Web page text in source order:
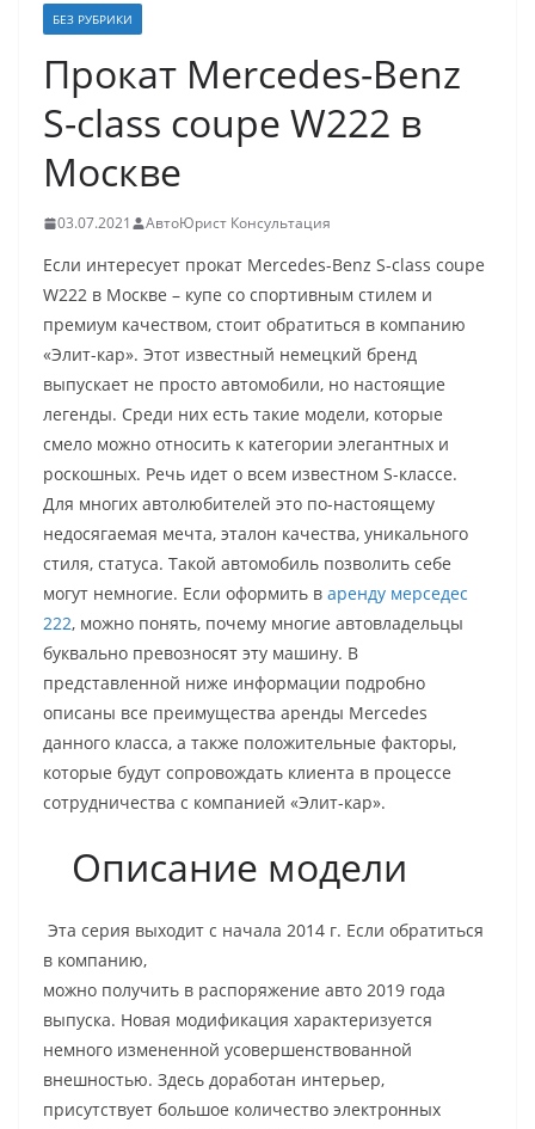
БЕЗ РУБРИКИ
Прокат Mercedes-Benz
S-сlass coupe W222 в
Москве
03.07.2021 АвтоЮрист Консультация
Если интересует прокат Mercedes-Benz S-сlass coupe
W222 в Москве – купе со спортивным стилем и
премиум качеством, стоит обратиться в компанию
«Элит-кар». Этот известный немецкий бренд
выпускает не просто автомобили, но настоящие
легенды. Среди них есть такие модели, которые
смело можно относить к категории элегантных и
роскошных. Речь идет о всем известном S-классе.
Для многих автолюбителей это по-настоящему
недосягаемая мечта, эталон качества, уникального
стиля, статуса. Такой автомобиль позволить себе
могут немногие. Если оформить в аренду мерседес
222, можно понять, почему многие автовладельцы
буквально превозносят эту машину. В
представленной ниже информации подробно
описаны все преимущества аренды Mercedes
данного класса, а также положительные факторы,
которые будут сопровождать клиента в процессе
сотрудничества с компанией «Элит-кар».
Описание модели
Эта серия выходит с начала 2014 г. Если обратиться
в компанию,
можно получить в распоряжение авто 2019 года
выпуска. Новая модификация характеризуется
немного измененной усовершенствованной
внешностью. Здесь доработан интерьер,
присутствует большое количество электронных